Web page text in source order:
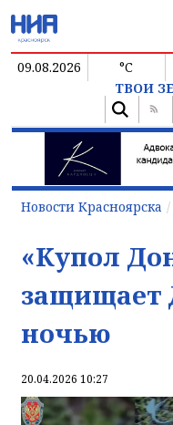
09.08.2026 °C
ТВОИ
Новости Красноярска
«Купол
защищает
ночью
20.04.2026 10:27